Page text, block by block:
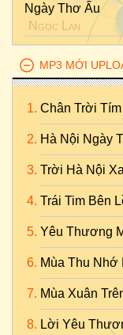
Ngày Thơ Ấu
Ngọc Lan
MP3 MỚI
Chân Trời Tím
Hà Nội Ngày
Trời Hà Nội
Trái Tim Bên
Yêu Thương
Mùa Thu Nhớ
Mùa Xuân
Lời Yêu